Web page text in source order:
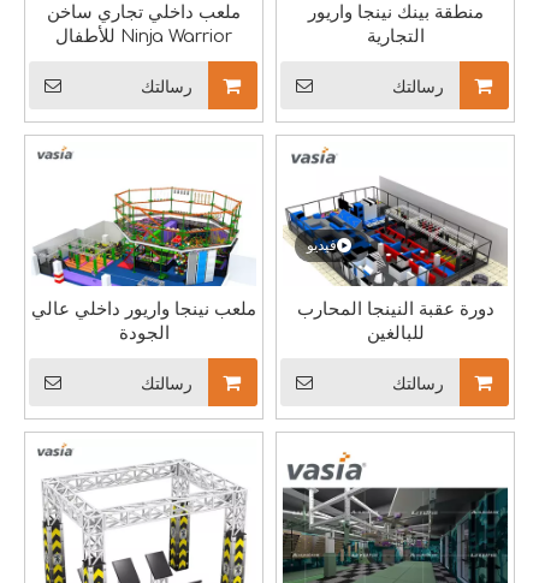
منحت SGS، وهي هيئة مشهورة في مجال ضمان الجودة، شركتنا اعتماد QTL المرموق لمرافق مختبراتنا. يشير هذا الاعتراف إلى أن إجراءات الاختبار لدينا تلبي المعايير الصارمة التي وضعتها SGS، والتي تشمل كل شيء بدءًا من بيئة الاختبار والتجهيزات.
ملعب داخلي تجاري ساخن
Ninja Warrior للأطفال
رسالتك
منطقة بينك نينجا واريور
التجارية
رسالتك
ملعب نينجا واريور داخلي عالي
الجودة
رسالتك
فيديو
دورة عقبة النينجا المحارب
للبالغين
رسالتك